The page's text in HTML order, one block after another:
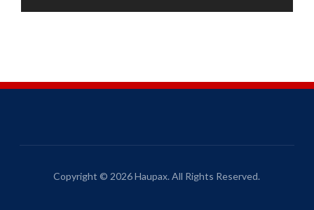
Copyright © 2026 Haupax. All Rights Reserved.